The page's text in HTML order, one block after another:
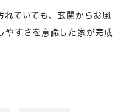
れていても、玄関からお風
やすさを意識した家が完成